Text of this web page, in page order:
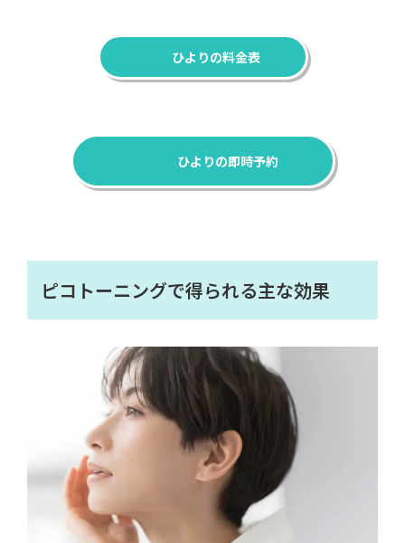
ひよりの料金表
ひよりの即時予約
ピコトーニングで得られる主な効果